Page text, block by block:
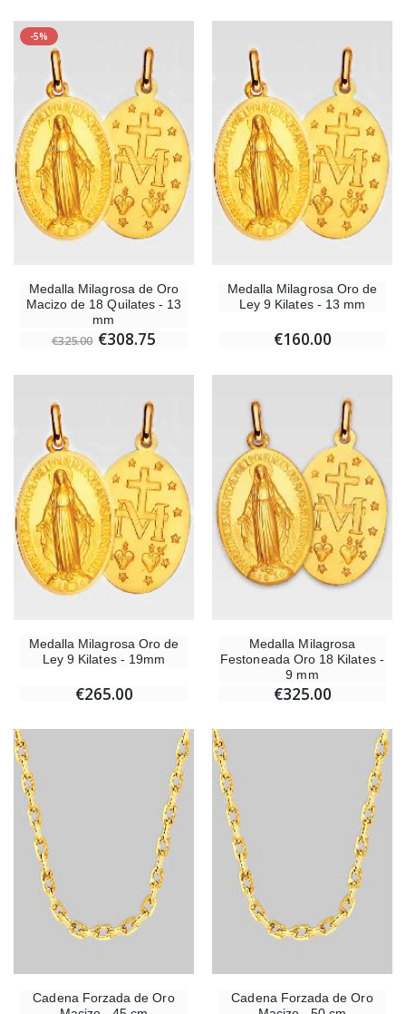
-5%
Medalla Milagrosa de Oro
Macizo de 18 Quilates - 13
mm
€325.00 €308.75
Medalla Milagrosa Oro de
Ley 9 Kilates - 13 mm
€160.00
Medalla Milagrosa Oro de
Ley 9 Kilates - 19mm
€265.00
Medalla Milagrosa
Festoneada Oro 18 Kilates -
9 mm
€325.00
Cadena Forzada de Oro
Cadena Forzada de Oro
€2.50
Rosario de Lourdes Madera
€5.00
Cruz Infantil de Madera Iglesia de Mariposas y Arco Iris 15 cm
€23.00
€59.90
-25%
€90.00 €67.50
Aceite de unción
€9.90
€4.90
€6.00